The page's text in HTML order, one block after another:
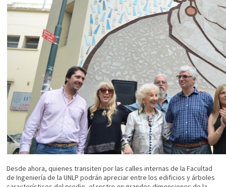
Desde ahora, quienes transiten por las calles internas de la Facultad
de Ingeniería de la UNLP podrán apreciar entre los edificios y árboles